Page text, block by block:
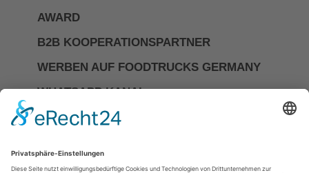
AWARD
B2B KOOPERATIONSPARTNER
WERBEN AUF FOODTRUCKS GERMANY
WHATSAPP KANAL
Investor Relations
Impressum
Datenschutzerkläerung